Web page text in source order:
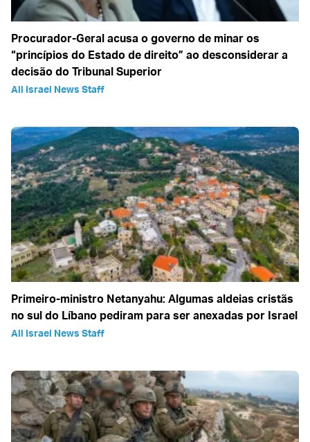
Procurador-Geral acusa o governo de minar os
“princípios do Estado de direito” ao desconsiderar a
decisão do Tribunal Superior
All Israel News Staff
Primeiro-ministro Netanyahu: Algumas aldeias cristãs
no sul do Líbano pediram para ser anexadas por Israel
All Israel News Staff